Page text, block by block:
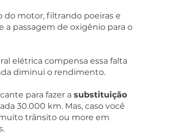
do motor, filtrando poeiras e
passagem de oxigênio para o
elétrica compensa essa falta
diminui o rendimento.
para fazer a substituição
30.000 km. Mas, caso você
trânsito ou more em